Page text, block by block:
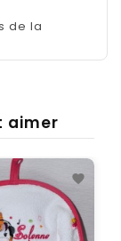
de la
aimer